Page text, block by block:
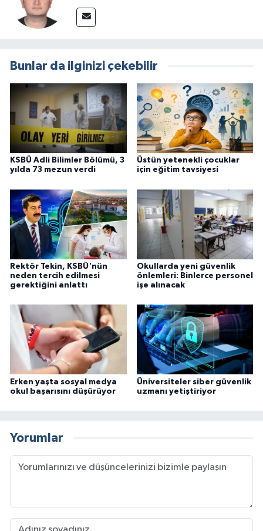
Bunlar da ilginizi çekebilir
KSBÜ Adli Bilimler Bölümü, 3
yılda 73 mezun verdi
Üstün yetenekli çocuklar
için eğitim tavsiyesi
Rektör Tekin, KSBÜ'nün
neden tercih edilmesi
gerektiğini anlattı
Okullarda yeni güvenlik
önlemleri: Binlerce personel
işe alınacak
Erken yaşta sosyal medya
okul başarısını düşürüyor
Üniversiteler siber güvenlik
uzmanı yetiştiriyor
Yorumlar